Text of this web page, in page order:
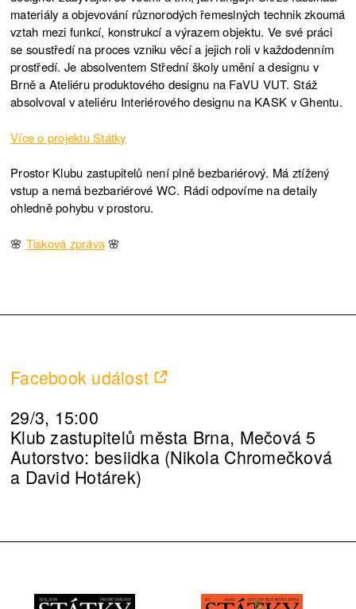
materiály a objevování různorodých řemeslných technik zkoumá
vztah mezi funkcí, konstrukcí a výrazem objektu. Ve své práci
se soustředí na proces vzniku věcí a jejich roli v každodenním
prostředí. Je absolventem Střední školy umění a designu v
Brně a Ateliéru produktového designu na FaVU VUT. Stáž
absolvoval v ateliéru Interiérového designu na KASK v Ghentu.
Více o projektu Státky
Prostor Klubu zastupitelů není plně bezbariérový. Má ztížený
vstup a nemá bezbariérové WC. Rádi odpovíme na detaily
ohledně pohybu v prostoru.
🌸 Tisková zpráva 🌸
Facebook událost
29/3, 15:00
Klub zastupitelů města Brna, Mečová 5
Autorstvo: besiidka (Nikola Chromečková
a David Hotárek)